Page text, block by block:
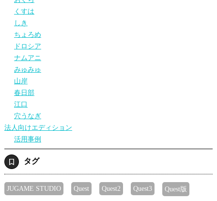
くすは
しき
ちょろめ
ドロシア
ナムアニ
みゅみゅ
山岸
春日部
江口
穴うなぎ
法人向けエディション
活用事例
タグ
JUGAME STUDIO Quest Quest2 Quest3 Quest版